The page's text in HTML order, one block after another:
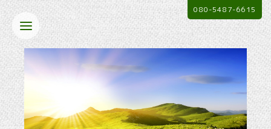
080-5487-6615